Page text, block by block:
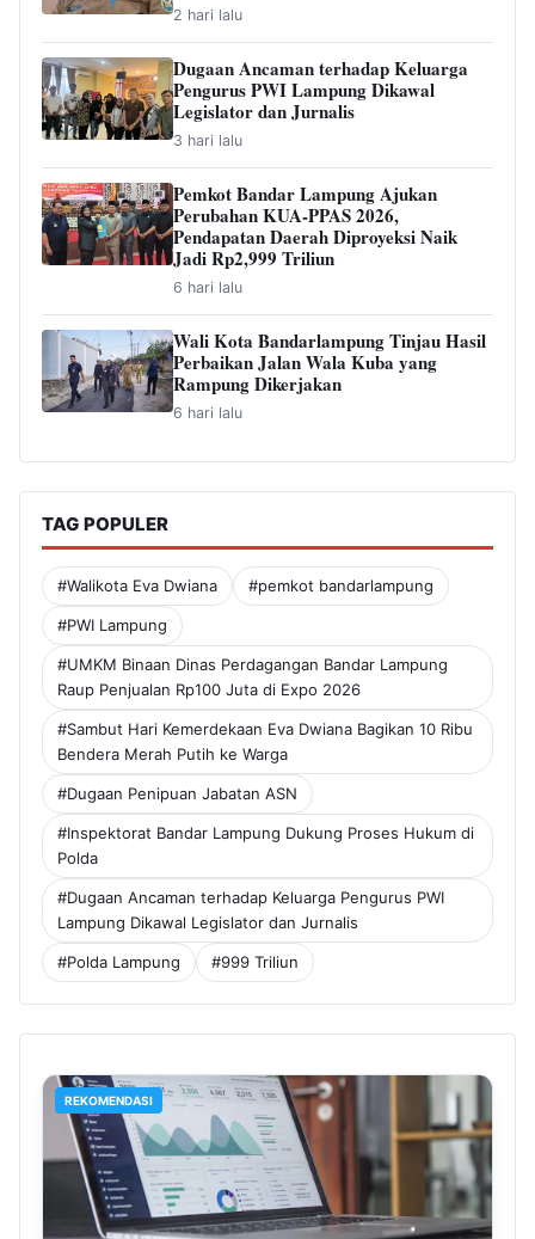
2 hari lalu
Dugaan Ancaman terhadap Keluarga
Pengurus PWI Lampung Dikawal
Legislator dan Jurnalis
3 hari lalu
Pemkot Bandar Lampung Ajukan
Perubahan KUA-PPAS 2026,
Pendapatan Daerah Diproyeksi Naik
Jadi Rp2,999 Triliun
6 hari lalu
Wali Kota Bandarlampung Tinjau Hasil
Perbaikan Jalan Wala Kuba yang
Rampung Dikerjakan
6 hari lalu
TAG POPULER
#Walikota Eva Dwiana #pemkot bandarlampung
#PWI Lampung
#UMKM Binaan Dinas Perdagangan Bandar Lampung
Raup Penjualan Rp100 Juta di Expo 2026
#Sambut Hari Kemerdekaan Eva Dwiana Bagikan 10 Ribu
Bendera Merah Putih ke Warga
#Dugaan Penipuan Jabatan ASN
#Inspektorat Bandar Lampung Dukung Proses Hukum di
Polda
#Dugaan Ancaman terhadap Keluarga Pengurus PWI
Lampung Dikawal Legislator dan Jurnalis
#Polda Lampung #999 Triliun
REKOMENDASI